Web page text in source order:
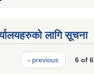
लागि सूचना
‹ previous 6 of 6